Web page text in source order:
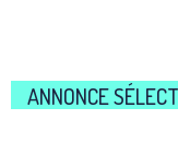
ANNONCE